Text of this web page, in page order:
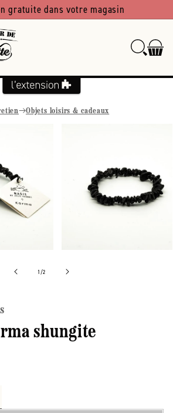
gratuite dans votre magasin
Objets loisirs & cadeaux
1 /de2
shungite